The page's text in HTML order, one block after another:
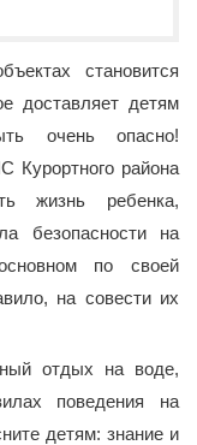
становится
доставляет детям
очень опасно!
Курортного района
жизнь ребенка,
безопасности на
по своей
на совести их
отдых на воде,
поведения на
детям: знание и